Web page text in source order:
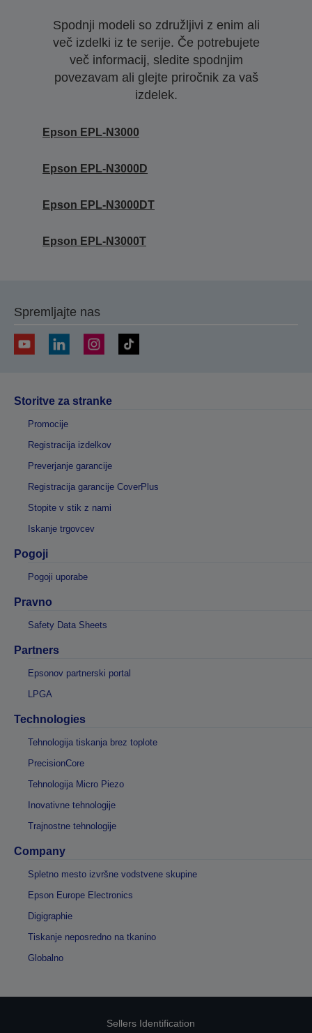
Spodnji modeli so združljivi z enim ali
več izdelki iz te serije. Če potrebujete
več informacij, sledite spodnjim
povezavam ali glejte priročnik za vaš
izdelek.
Epson EPL-N3000
Epson EPL-N3000D
Epson EPL-N3000DT
Epson EPL-N3000T
Spremljajte nas
Storitve za stranke
Promocije
Registracija izdelkov
Preverjanje garancije
Registracija garancije CoverPlus
Stopite v stik z nami
Iskanje trgovcev
Pogoji
Pogoji uporabe
Pravno
Safety Data Sheets
Partners
Epsonov partnerski portal
LPGA
Technologies
Tehnologija tiskanja brez toplote
PrecisionCore
Tehnologija Micro Piezo
Inovativne tehnologije
Trajnostne tehnologije
Company
Spletno mesto izvršne vodstvene skupine
Epson Europe Electronics
Digigraphie
Tiskanje neposredno na tkanino
Globalno
Sellers Identification